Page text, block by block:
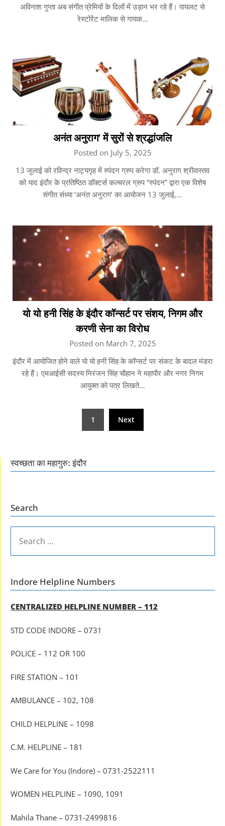
अविनाश गुप्ता अब संगीत प्रेमियों के दिलों में उड़ान भर रहे हैं। पायलट से
रेस्टोरेंट मालिक से गायक…
अनंत अनुराग’ में सुरों से श्रद्धांजलि
Posted on July 5, 2025
13 जुलाई को रविन्द्र नाट्यगृह में स्पंदन ग्रुप करेगा डॉ. अनुराग श्रीवास्तव
को याद इंदौर के प्रतिष्ठित डॉक्टर्स कल्चरल ग्रुप “स्पंदन” द्वारा एक विशेष
संगीत संध्या ‘अनंत अनुराग’ का आयोजन 13 जुलाई,…
यो यो हनी सिंह के इंदौर कॉन्सर्ट पर संशय, निगम और
करणी सेना का विरोध
Posted on March 7, 2025
इंदौर में आयोजित होने वाले यो यो हनी सिंह के कॉन्सर्ट पर संकट के बादल मंडरा
रहे हैं। एमआईसी सदस्य निरंजन सिंह चौहान ने महापौर और नगर निगम
आयुक्त को पत्र लिखते…
1 Next
स्वच्छता का महागुरु: इंदौर
Search
FOR:
Indore Helpline Numbers
CENTRALIZED HELPLINE NUMBER – 112
STD CODE INDORE – 0731
POLICE – 112 OR 100
FIRE STATION – 101
AMBULANCE – 102, 108
CHILD HELPLINE – 1098
C.M. HELPLINE – 181
We Care for You (Indore) – 0731-2522111
WOMEN HELPLINE – 1090, 1091
Mahila Thane – 0731-2499816